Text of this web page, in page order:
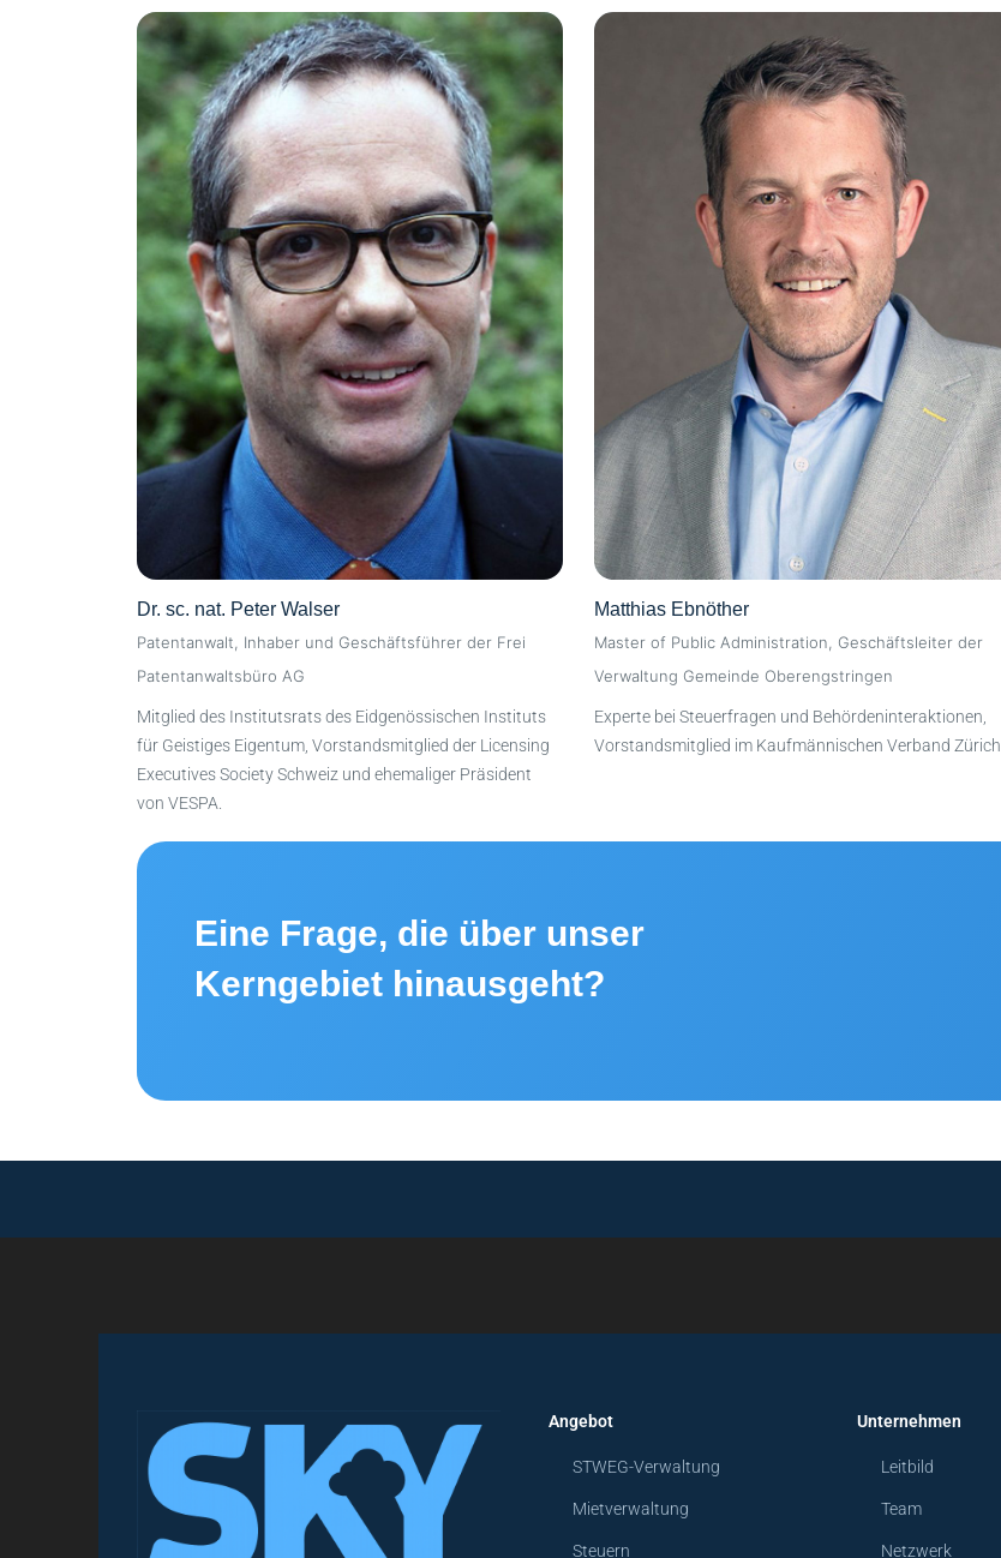
Dr. sc. nat. Peter Walser
Patentanwalt, Inhaber und Geschäftsführer der Frei
Patentanwaltsbüro AG
Mitglied des Institutsrats des Eidgenössischen Instituts
für Geistiges Eigentum, Vorstandsmitglied der Licensing
Executives Society Schweiz und ehemaliger Präsident
von VESPA.
Matthias Ebnöther
Master of Public Administration, Geschäftsleiter der
Verwaltung Gemeinde Oberengstringen
Experte bei Steuerfragen und Behördeninteraktionen,
Vorstandsmitglied im Kaufmännischen Verband Zürich.
Eine Frage, die über unser
Kerngebiet hinausgeht?
Angebot
STWEG-Verwaltung
Mietverwaltung
Steuern
Unternehmen
Leitbild
Team
Netzwerk